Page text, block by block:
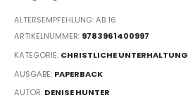
ALTERSEMPFEHLUNG: AB 16
ARTIKELNUMMER: 9783961400997
KATEGORIE: CHRISTLICHE UNTERHALTUNG
AUSGABE: PAPERBACK
AUTOR: DENISE HUNTER